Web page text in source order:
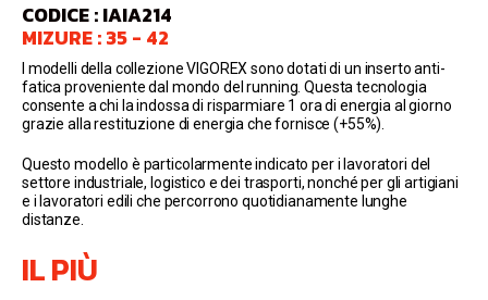
CODICE : IAIA214
MIZURE : 35 - 42
I modelli della collezione VIGOREX sono dotati di un inserto anti-
fatica proveniente dal mondo del running. Questa tecnologia
consente a chi la indossa di risparmiare 1 ora di energia al giorno
grazie alla restituzione di energia che fornisce (+55%).
Questo modello è particolarmente indicato per i lavoratori del
settore industriale, logistico e dei trasporti, nonché per gli artigiani
e i lavoratori edili che percorrono quotidianamente lunghe
distanze.
IL PIÙ